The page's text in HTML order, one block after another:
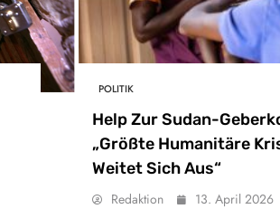
POLITIK
Help Zur Sudan-
„Größte Humanitäre
Weitet Sich Aus“
Redaktion 13. April 2026